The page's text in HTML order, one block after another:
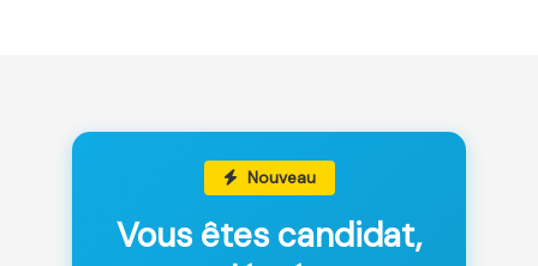
Nouveau
Vous êtes candidat,